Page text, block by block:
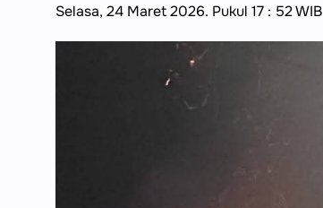
Selasa, 24 Maret 2026. Pukul 17 : 52 WIB